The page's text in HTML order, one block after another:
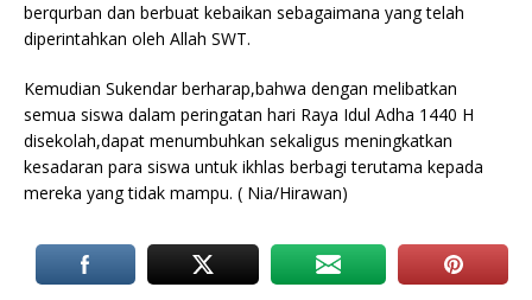
berqurban dan berbuat kebaikan sebagaimana yang telah
diperintahkan oleh Allah SWT.
Kemudian Sukendar berharap,bahwa dengan melibatkan
semua siswa dalam peringatan hari Raya Idul Adha 1440 H
disekolah,dapat menumbuhkan sekaligus meningkatkan
kesadaran para siswa untuk ikhlas berbagi terutama kepada
mereka yang tidak mampu. ( Nia/Hirawan)